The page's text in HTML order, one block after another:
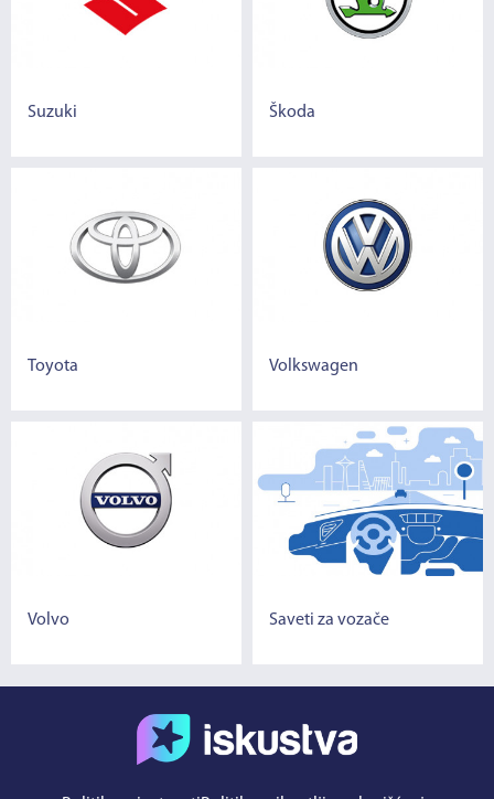
Suzuki Škoda
Toyota Volkswagen
Volvo Saveti za vozače